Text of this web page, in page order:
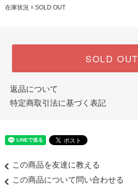
在庫状況 ☓ SOLD OUT
SOLD OUT
返品について
特定商取引法に基づく表記
この商品を友達に教える
この商品について問い合わせる